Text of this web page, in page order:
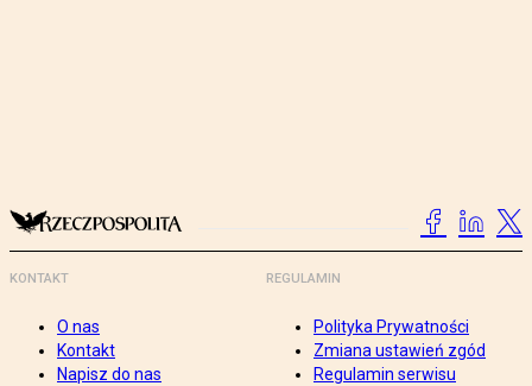
KONTAKT
O nas
Kontakt
Napisz do nas
REGULAMIN
Polityka Prywatności
Zmiana ustawień zgód
Regulamin serwisu